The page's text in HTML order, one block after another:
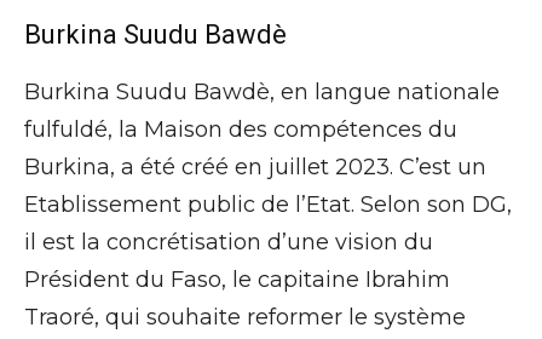
Burkina Suudu Bawdè
Burkina Suudu Bawdè, en langue nationale
fulfuldé, la Maison des compétences du
Burkina, a été créé en juillet 2023. C’est un
Etablissement public de l’Etat. Selon son DG,
il est la concrétisation d’une vision du
Président du Faso, le capitaine Ibrahim
Traoré, qui souhaite reformer le système